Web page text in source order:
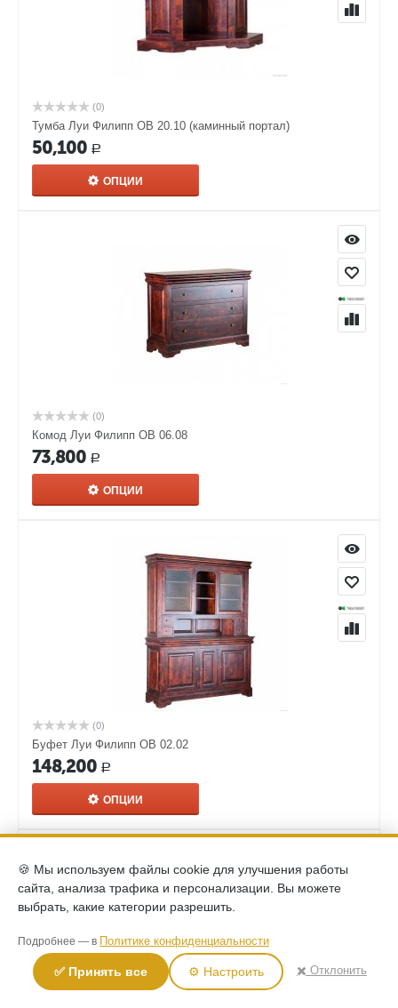
(0)
Тумба Луи Филипп ОВ 20.10 (каминный портал)
50,100 Р
ОПЦИИ
(0)
Комод Луи Филипп ОВ 06.08
73,800 Р
ОПЦИИ
(0)
Буфет Луи Филипп ОВ 02.02
148,200 Р
ОПЦИИ
🍪 Мы используем файлы cookie для улучшения работы
сайта, анализа трафика и персонализации. Вы можете
выбрать, какие категории разрешить.
Подробнее — в Политике конфиденциальности
✅ Принять все ⚙️ Настроить ✖️ Отклонить